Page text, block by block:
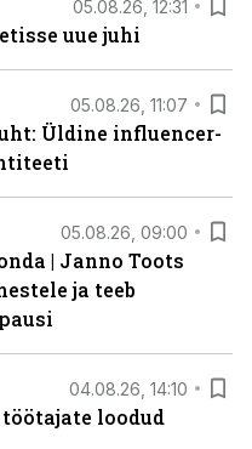
05.08.26, 12:31
uue juhi
05.08.26, 11:07
Üldine influencer-
05.08.26, 09:00
| Janno Toots
ja teeb
04.08.26, 14:10
loodud